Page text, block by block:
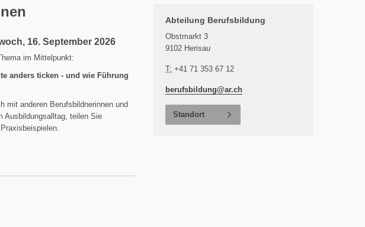
16. September 2026
im Mittelpunkt:
anders ticken - und wie Führung
mit anderen Berufsbildnerinnen und
Ausbildungsalltag, teilen Sie
Abteilung Berufsbildung
Obstmarkt 3
9102 Herisau
T: +41 71 353 67 12
berufsbildung@ar.ch
Standort